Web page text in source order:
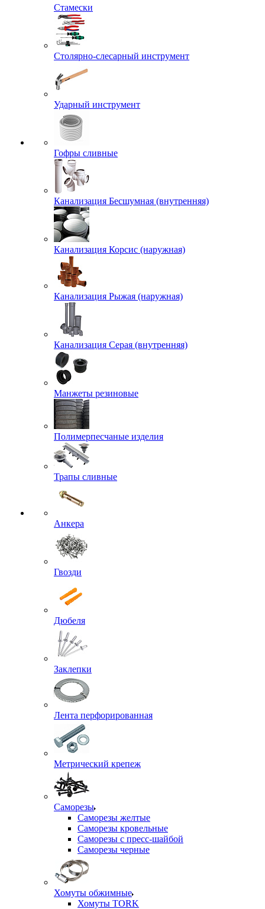
Стамески
Столярно-слесарный инструмент
Ударный инструмент
Гофры сливные
Канализация Бесшумная (внутренняя)
Канализация Корсис (наружная)
Канализация Рыжая (наружная)
Канализация Серая (внутренняя)
Манжеты резиновые
Полимерпесчаные изделия
Трапы сливные
Анкера
Гвозди
Дюбеля
Заклепки
Лента перфорированная
Метрический крепеж
Саморезы
Саморезы желтые
Саморезы кровельные
Саморезы с пресс-шайбой
Саморезы черные
Хомуты обжимные
Хомуты TORK